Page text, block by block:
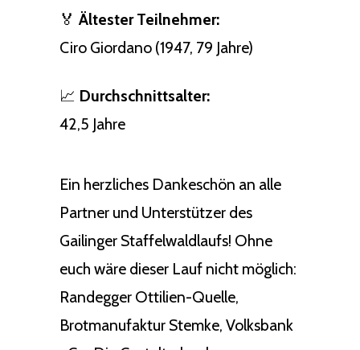
🏅 Ältester Teilnehmer:
Ciro Giordano (1947, 79 Jahre)
📈 Durchschnittsalter:
42,5 Jahre
Ein herzliches Dankeschön an alle
Partner und Unterstützer des
Gailinger Staffelwaldlaufs! Ohne
euch wäre dieser Lauf nicht möglich:
Randegger Ottilien-Quelle,
Brotmanufaktur Stemke, Volksbank